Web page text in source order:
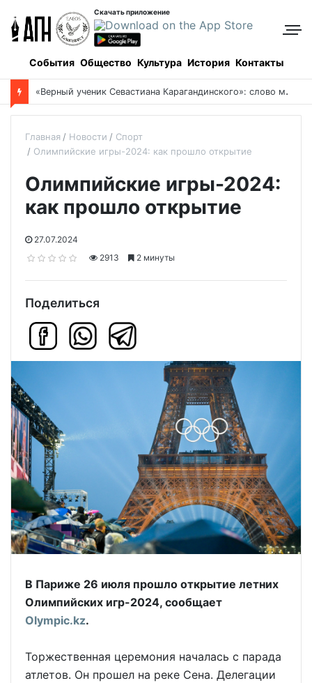
Скачать приложение
События Общество Культура История Контакты
«Верный ученик Севастиана Карагандинского»: слово митрополита Александра о почившем схиархимандрите Пахомии
Главная Новости
Спорт
Олимпийские игры-2024: как прошло открытие
Олимпийские игры-2024:
как прошло открытие
27.07.2024
2913
2 минуты
Поделиться
В Париже 26 июля прошло открытие летних
Олимпийских игр-2024, сообщает
Olympic.kz.
Торжественная церемония началась с парада
атлетов. Он прошел на реке Сена. Делегации